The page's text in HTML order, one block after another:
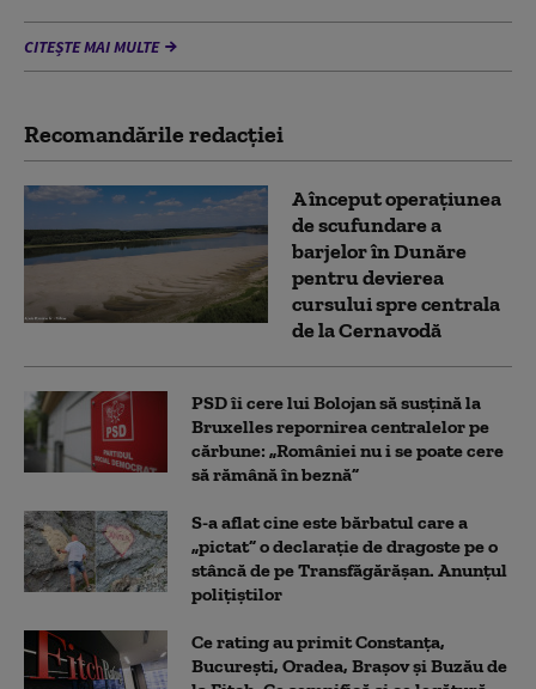
CITEȘTE MAI MULTE
Recomandările redacţiei
A început operațiunea
de scufundare a
barjelor în Dunăre
pentru devierea
cursului spre centrala
de la Cernavodă
PSD îi cere lui Bolojan să susțină la
Bruxelles repornirea centralelor pe
cărbune: „României nu i se poate cere
să rămână în beznă”
S-a aflat cine este bărbatul care a
„pictat” o declarație de dragoste pe o
stâncă de pe Transfăgărășan. Anunțul
polițiștilor
Ce rating au primit Constanța,
București, Oradea, Brașov și Buzău de